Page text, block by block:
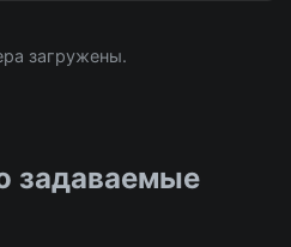
загружены.
задаваемые